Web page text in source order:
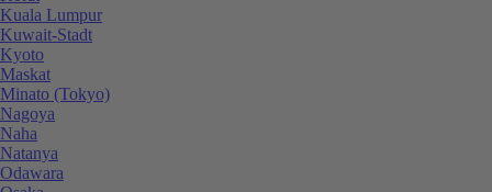
Kuala Lumpur
Kuwait-Stadt
Kyoto
Maskat
Minato (Tokyo)
Nagoya
Naha
Natanya
Odawara